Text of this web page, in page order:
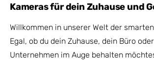
Kameras für dein Zuhause und
Willkommen in unserer Welt der
Egal, ob du dein Zuhause, dein Büro
Unternehmen im Auge behalten